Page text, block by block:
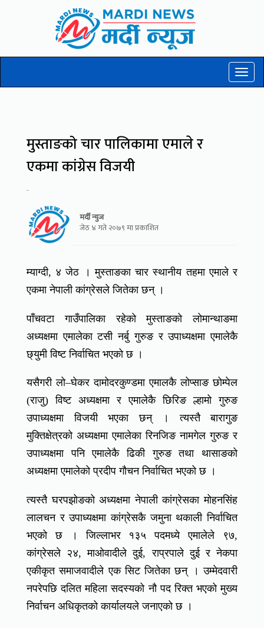
Toggle
मुस्ताङको चार पालिकामा एमाले र
एकमा कांग्रेस विजयी
-
मर्दी न्युज
जेठ ४ गते २०७९ मा प्रकाशित
म्याग्दी, ४ जेठ । मुस्ताङका चार स्थानीय तहमा एमाले र
एकमा नेपाली कांग्रेसले जितेका छन् ।
पाँचवटा गाउँपालिका रहेको मुस्ताङको लोमान्थाङमा
अध्यक्षमा एमालेका टसी नर्बु गुरुङ र उपाध्यक्षमा एमालेकै
छ्युमी विष्ट निर्वाचित भएको छ ।
यसैगरी लो–घेकर दामोदरकुण्डमा एमालकै लोप्साङ छोम्पेल
(राजु) विष्ट अध्यक्षमा र एमालेकै छिरिङ ल्हामो गुरुङ
उपाध्यक्षमा विजयी भएका छन् । त्यस्तै बारागुङ
मुक्तिक्षेत्रको अध्यक्षमा एमालेका रिनजिङ नामगेल गुरुङ र
उपाध्यक्षमा पनि एमालेकै ढिकी गुरुङ तथा थासाङको
अध्यक्षमा एमालेको प्रदीप गौचन निर्वाचित भएको छ ।
त्यस्तै घरपझोङको अध्यक्षमा नेपाली कांग्रेसका मोहनसिंह
लालचन र उपाध्यक्षमा कांग्रेसकै जमुना थकाली निर्वाचित
भएको छ । जिल्लाभर १३५ पदमध्ये एमालेले ९७,
कांग्रेसले २४, माओवादीले दुई, राप्रपाले दुई र नेकपा
एकीकृत समाजवादीले एक सिट जितेका छन् । उम्मेदवारी
नपरेपछि दलित महिला सदस्यको नौ पद रिक्त भएको मुख्य
निर्वाचन अधिकृतको कार्यालयले जनाएको छ ।